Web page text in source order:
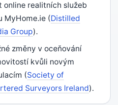
online realitních služeb
MyHome.ie (Distilled
Group).
změny v oceňování
kvůli novým
(Society of
Surveyors Ireland).